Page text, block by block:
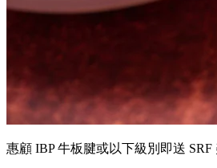
惠顧 IBP 牛板腱或以下級別即送 SRF